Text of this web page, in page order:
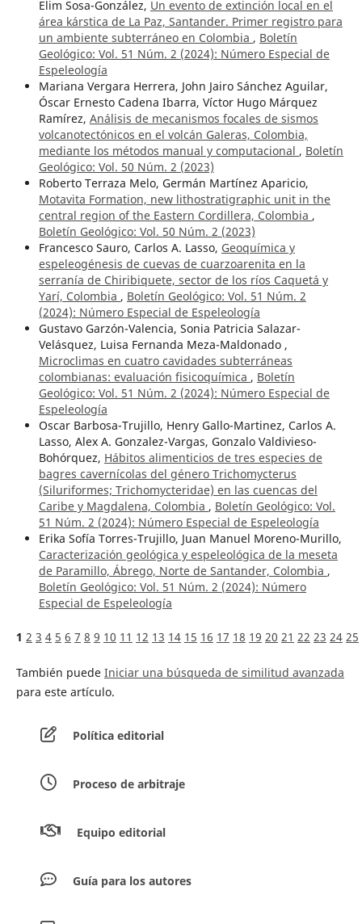
Elim Sosa-González, Un evento de extinción local en el
área kárstica de La Paz, Santander. Primer registro para
un ambiente subterráneo en Colombia , Boletín
Geológico: Vol. 51 Núm. 2 (2024): Número Especial de
Espeleología
Mariana Vergara Herrera, John Jairo Sánchez Aguilar,
Óscar Ernesto Cadena Ibarra, Víctor Hugo Márquez
Ramírez, Análisis de mecanismos focales de sismos
volcanotectónicos en el volcán Galeras, Colombia,
mediante los métodos manual y computacional , Boletín
Geológico: Vol. 50 Núm. 2 (2023)
Roberto Terraza Melo, Germán Martínez Aparicio,
Motavita Formation, new lithostratigraphic unit in the
central region of the Eastern Cordillera, Colombia ,
Boletín Geológico: Vol. 50 Núm. 2 (2023)
Francesco Sauro, Carlos A. Lasso, Geoquímica y
espeleogénesis de cuevas de cuarzoarenita en la
serranía de Chiribiquete, sector de los ríos Caquetá y
Yarí, Colombia , Boletín Geológico: Vol. 51 Núm. 2
(2024): Número Especial de Espeleología
Gustavo Garzón-Valencia, Sonia Patricia Salazar-
Velásquez, Luisa Fernanda Meza-Maldonado ,
Microclimas en cuatro cavidades subterráneas
colombianas: evaluación fisicoquímica , Boletín
Geológico: Vol. 51 Núm. 2 (2024): Número Especial de
Espeleología
Oscar Barbosa-Trujillo, Henry Gallo-Martinez, Carlos A.
Lasso, Alex A. Gonzalez-Vargas, Gonzalo Valdivieso-
Bohórquez, Hábitos alimenticios de tres especies de
bagres cavernícolas del género Trichomycterus
(Siluriformes; Trichomycteridae) en las cuencas del
Caribe y Magdalena, Colombia , Boletín Geológico: Vol.
51 Núm. 2 (2024): Número Especial de Espeleología
Erika Sofía Torres-Trujillo, Juan Manuel Moreno-Murillo,
Caracterización geológica y espeleológica de la meseta
de Paramillo, Ábrego, Norte de Santander, Colombia ,
Boletín Geológico: Vol. 51 Núm. 2 (2024): Número
Especial de Espeleología
1 2 3 4 5 6 7 8 9 10 11 12 13 14 15 16 17 18 19 20 21 22 23 24 25
También puede Iniciar una búsqueda de similitud avanzada
para este artículo.
Política editorial
Proceso de arbitraje
Equipo editorial
Guía para los autores